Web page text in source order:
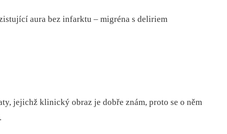
aura bez infarktu –⁠ migréna s deliriem
jejichž klinický obraz je dobře znám, proto se o něm